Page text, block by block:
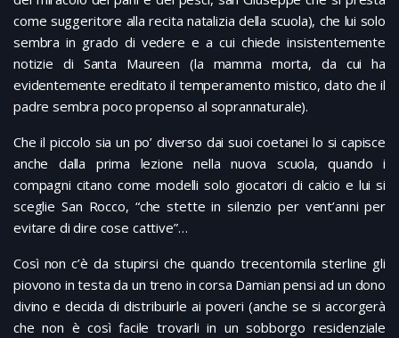
come suggeritore alla recita natalizia della scuola), che lui solo
sembra in grado di vedere e a cui chiede insistentemente
notizie di Santa Maureen (la mamma morta, da cui ha
evidentemente ereditato il temperamento mistico, dato che il
padre sembra poco propenso al soprannaturale).
Che il piccolo sia un po’ diverso dai suoi coetanei lo si capisce
anche dalla prima lezione nella nuova scuola, quando i
compagni citano come modelli solo giocatori di calcio e lui si
sceglie San Rocco, “che stette in silenzio per vent’anni per
evitare di dire cose cattive”…
Così non c’è da stupirsi che quando trecentomila sterline gli
piovono in testa da un treno in corsa Damian pensi ad un dono
divino e decida di distribuirle ai poveri (anche se si accorgerà
che non è così facile trovarli in un sobborgo residenziale